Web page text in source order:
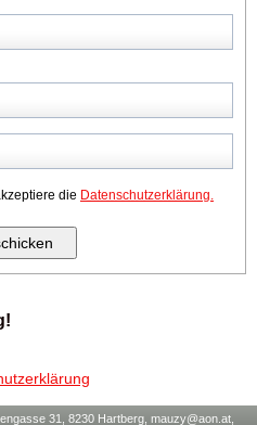
die Datenschutzerklärung.
31, 8230 Hartberg, mauzy@aon.at,